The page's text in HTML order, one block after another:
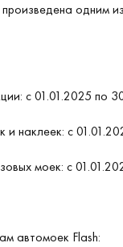
одним
с 01.01.2025 по
и наклеек: с
моек: с
автомоек Flash: